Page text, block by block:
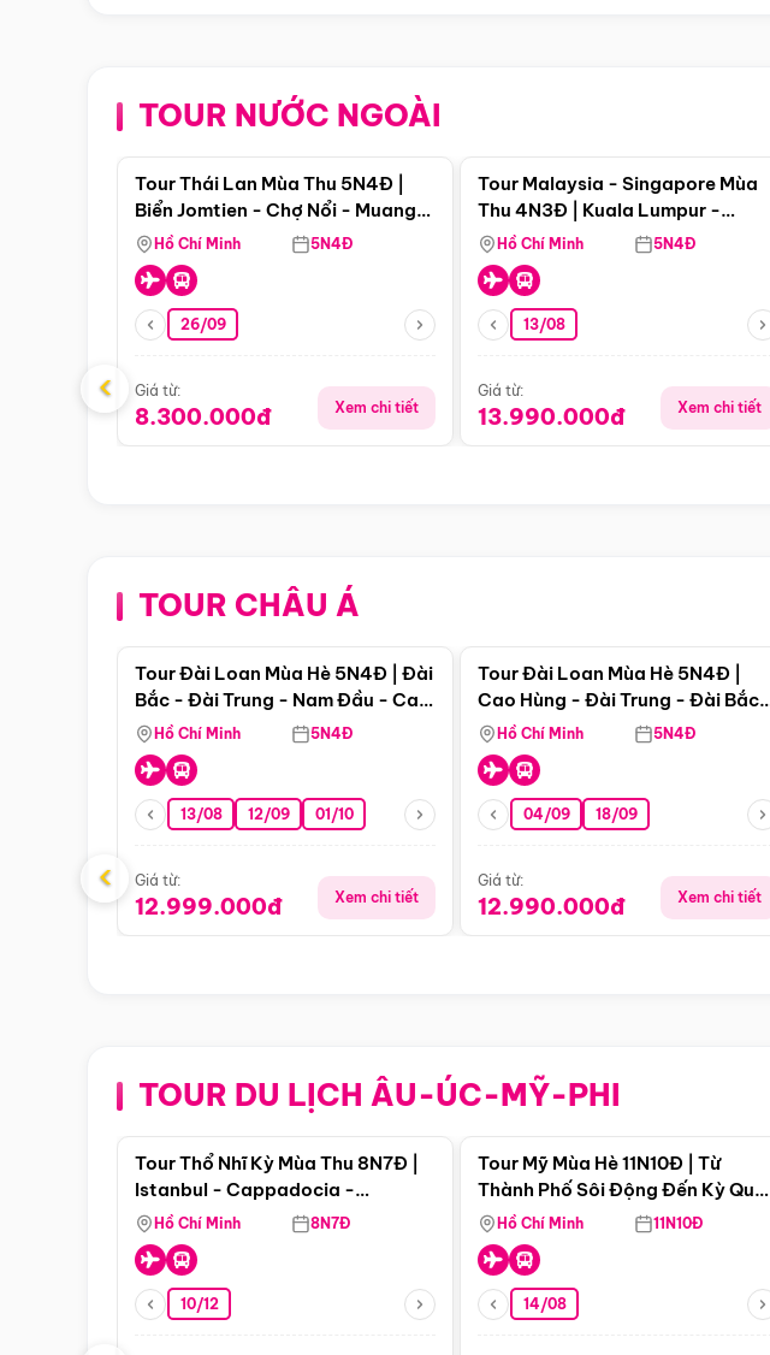
TOUR NƯỚC NGOÀI
Điểm nổi bật
Tour Thái Lan Mùa Thu 5N4Đ |
Biển Jomtien - Chợ Nổi - Muang
Boran - Suanthai (Bay Vietnam
Airlines)
Hồ Chí Minh 5N4Đ
26/09
Giá từ:
8.300.000đ Xem chi tiết
Tour Malaysia - Singapore Mùa
Thu 4N3Đ | Kuala Lumpur -
Malacca - Johor Baru -
Singapore
Hồ Chí Minh 5N4Đ
13/08
Giá từ:
13.990.000đ Xem chi tiết
‹
TOUR CHÂU ÁĐiểm nổi bật
Tour Đài Loan Mùa Hè 5N4Đ | Đài
Bắc - Đài Trung - Nam Đầu - Cao
Hùng ( Bay Vn)
Hồ Chí Minh 5N4Đ
13/08 12/09 01/10
Giá từ:
12.999.000đ Xem chi tiết
Tour Đài Loan Mùa Hè 5N4Đ |
Cao Hùng - Đài Trung - Đài Bắc
(Bay Vj)
Hồ Chí Minh 5N4Đ
04/09 18/09
Giá từ:
12.990.000đ Xem chi tiết
‹
TOUR DU LỊCH ÂU-ÚC-MỸ-PHI
Điểm nổi bật
Tour Thổ Nhĩ Kỳ Mùa Thu 8N7Đ |
Istanbul - Cappadocia -
Pamukkale
Hồ Chí Minh 8N7Đ
10/12
Tour Mỹ Mùa Hè 11N10Đ | Từ
Thành Phố Sôi Động Đến Kỳ Quan
Thiên Nhiên Mỹ
Hồ Chí Minh 11N10Đ
14/08